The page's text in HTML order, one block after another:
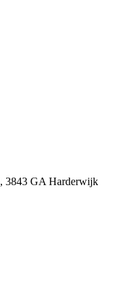
, 3843 GA Harderwijk